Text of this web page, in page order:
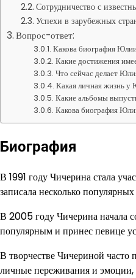
Сотрудничество с
Успехи в зарубежных
Вопрос-ответ:
Какова биография
Какие достижения
Что сейчас делает
Какая личная жизнь
Какие альбомы
Какова биография
Биография
В 1991 году Чичерина стала
записала несколько
В 2005 году Чичерина начала
популярным и принес певице
В творчестве Чичериной часто
личные переживания и эмоции,